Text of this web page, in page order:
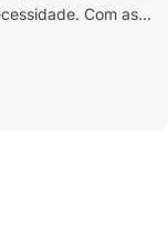
Com as...